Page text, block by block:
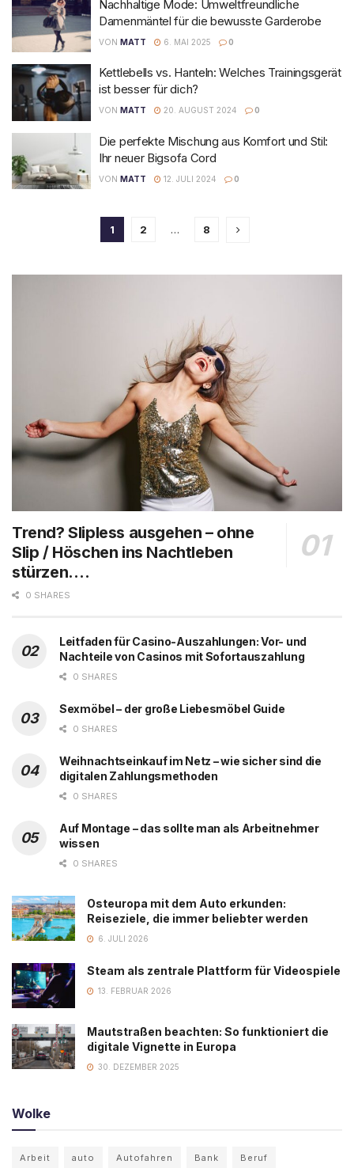
Nachhaltige Mode: Umweltfreundliche
Damenmäntel für die bewusste Garderobe
VON MATT 6. MAI 2025 0
Kettlebells vs. Hanteln: Welches Trainingsgerät
ist besser für dich?
VON MATT 20. AUGUST 2024 0
Die perfekte Mischung aus Komfort und Stil:
Ihr neuer Bigsofa Cord
VON MATT 12. JULI 2024 0
1 2 … 8
Trend? Slipless ausgehen – ohne
Slip / Höschen ins Nachtleben
stürzen….
0 SHARES
Leitfaden für Casino-Auszahlungen: Vor- und
Nachteile von Casinos mit Sofortauszahlung
0 SHARES
Sexmöbel – der große Liebesmöbel Guide
0 SHARES
Weihnachtseinkauf im Netz – wie sicher sind die
digitalen Zahlungsmethoden
0 SHARES
Auf Montage – das sollte man als Arbeitnehmer
wissen
0 SHARES
Osteuropa mit dem Auto erkunden:
Reiseziele, die immer beliebter werden
6. JULI 2026
Steam als zentrale Plattform für Videospiele
13. FEBRUAR 2026
Mautstraßen beachten: So funktioniert die
digitale Vignette in Europa
30. DEZEMBER 2025
Wolke
Arbeit auto Autofahren Bank Beruf